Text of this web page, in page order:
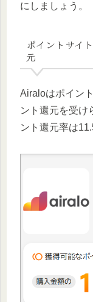
にしましょう。
ポイントサイ
元
Airaloはポイン
ント還元を受け
ント還元率は